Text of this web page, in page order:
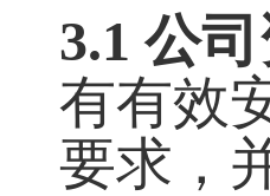
3.1 公司
有有效
要求，